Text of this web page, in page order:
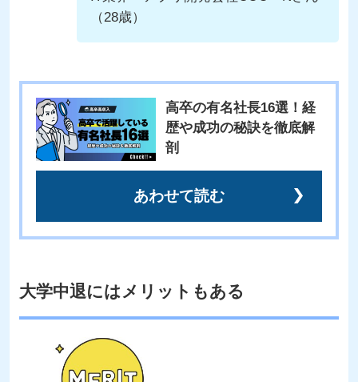
（28歳）
高卒の有名社長16選！経
歴や成功の秘訣を徹底解
剖
あわせて読む
大学中退にはメリットもある